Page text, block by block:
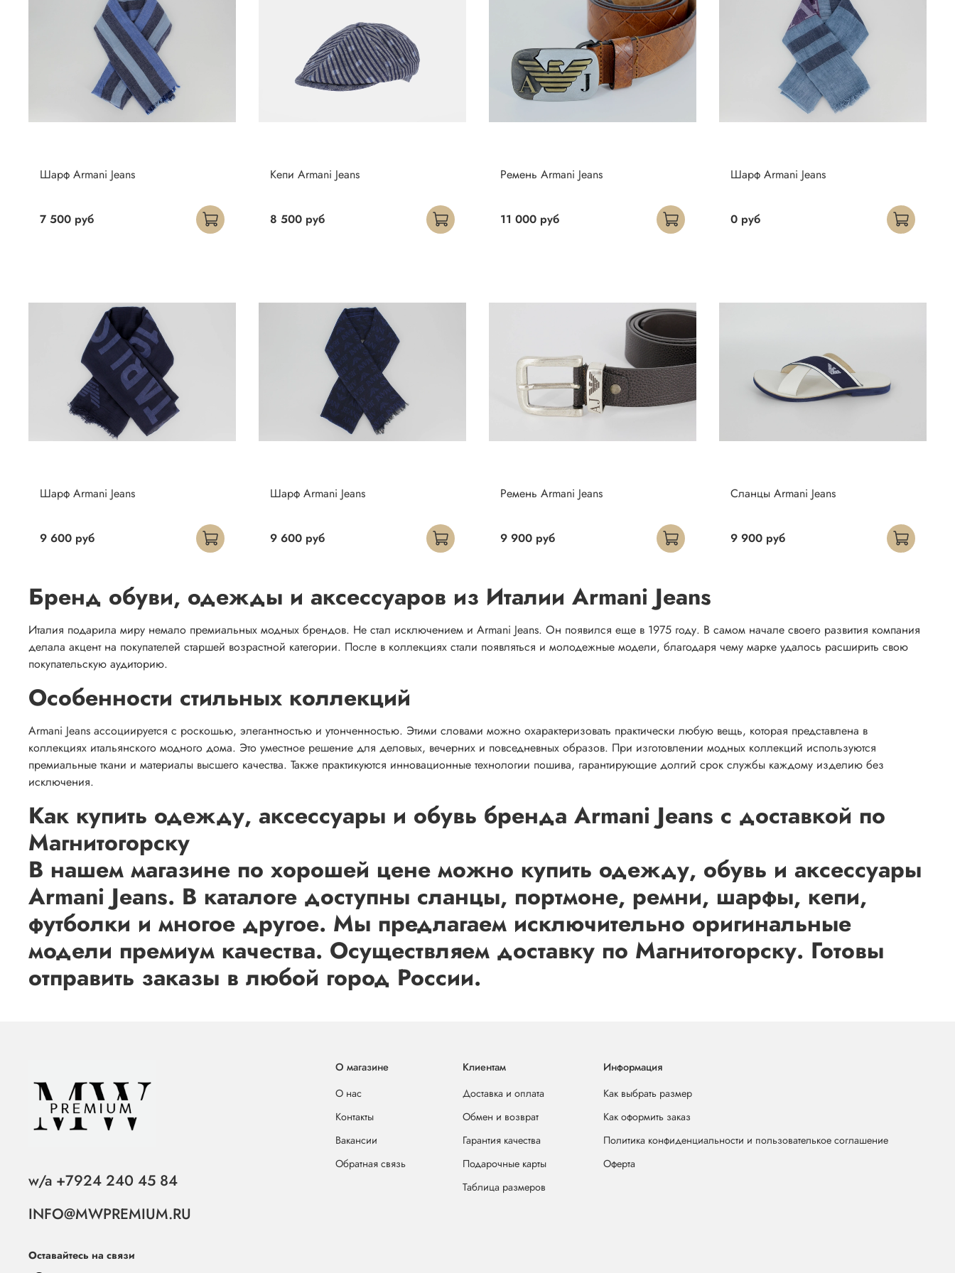
Шарф Armani Jeans
7 500 руб
Кепи Armani Jeans
8 500 руб
Ремень Armani Jeans
11 000 руб
Шарф Armani Jeans
0 руб
Шарф Armani Jeans
9 600 руб
Шарф Armani Jeans
9 600 руб
Ремень Armani Jeans
9 900 руб
Сланцы Armani Jeans
9 900 руб
Бренд обуви, одежды и аксессуаров из Италии Armani Jeans
Италия подарила миру немало премиальных модных брендов. Не стал исключением и Armani Jeans. Он появился еще в 1975 году. В самом начале своего развития компания
делала акцент на покупателей старшей возрастной категории. После в коллекциях стали появляться и молодежные модели, благодаря чему марке удалось расширить свою
покупательскую аудиторию.
Особенности стильных коллекций
Armani Jeans ассоциируется с роскошью, элегантностью и утонченностью. Этими словами можно охарактеризовать практически любую вещь, которая представлена в
коллекциях итальянского модного дома. Это уместное решение для деловых, вечерних и повседневных образов. При изготовлении модных коллекций используются
премиальные ткани и материалы высшего качества. Также практикуются инновационные технологии пошива, гарантирующие долгий срок службы каждому изделию без
исключения.
Как купить одежду, аксессуары и обувь бренда Armani Jeans с доставкой по
Магнитогорску
В нашем магазине по хорошей цене можно купить одежду, обувь и аксессуары
Armani Jeans. В каталоге доступны сланцы, портмоне, ремни, шарфы, кепи,
футболки и многое другое. Мы предлагаем исключительно оригинальные
модели премиум качества. Осуществляем доставку по Магнитогорску. Готовы
отправить заказы в любой город России.
О магазине
О нас
Контакты
Вакансии
Обратная связь
Клиентам
Доставка и оплата
Обмен и возврат
Гарантия качества
Подарочные карты
Таблица размеров
Информация
Как выбрать размер
Как оформить заказ
Политика конфиденциальности и пользователькое соглашение
Оферта
w/a +7924 240 45 84
INFO@MWPREMIUM.RU
Оставайтесь на связи